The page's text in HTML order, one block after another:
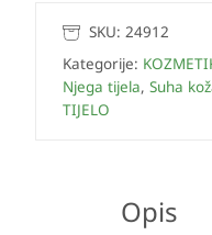
SKU: 24912
Kategorije:
Njega tijela, Suha
TIJELO
Opis